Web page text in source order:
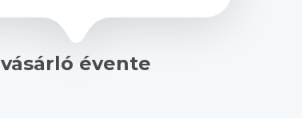
vásárló évente